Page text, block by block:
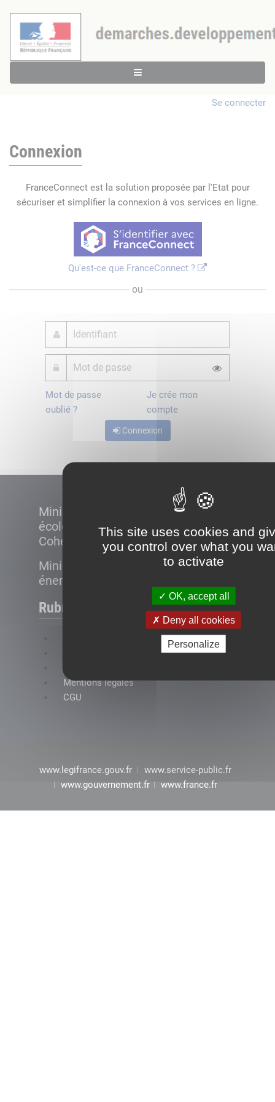
This site uses cookies and
you control over what you
to activate
OK, accept all
Deny all cookies
Personalize
Se connecter
Connexion
FranceConnect est la solution proposée par l'Etat pour
sécuriser et simplifier la connexion à vos services en ligne.
Qu'est-ce que FranceConnect ?
ou
Mot de passe
oublié ?
Je crée mon
compte
Connexion
Ministère de la Transition
écologique et de la
Cohésion des territoires
Ministère de la Transition
énergétique
Rubriques
Mentions légales
CGU
www.legifrance.gouv.fr
www.service-public.fr
www.gouvernement.fr
www.france.fr